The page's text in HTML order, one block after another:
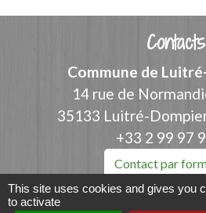
Contacts
Commune de
14 rue de
35133 Luitré-
+33 2 99 97
Contact par
This site uses cookies and gives you
to activate